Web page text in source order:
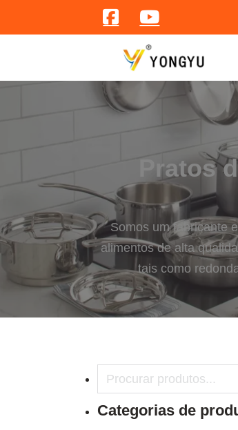
Pratos
Somos um fabricante
alimentos de alta
tais como
Pesquisar
Categorias de